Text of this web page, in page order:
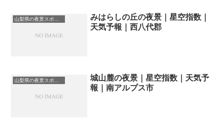
みはらしの丘の夜景｜星空指数｜
天気予報｜西八代郡
城山麓の夜景｜星空指数｜天気予
報｜南アルプス市